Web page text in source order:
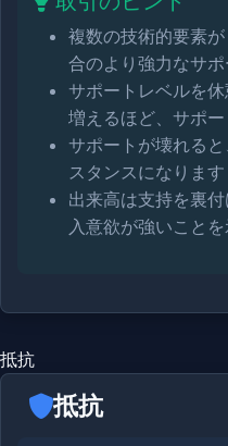
複数の技術的要素
合のより強力なサポ
サポートレベルを
増えるほど、サポ
サポートが壊れる
スタンスになります
出来高は支持を裏
入意欲が強いこと
抵抗
抵抗